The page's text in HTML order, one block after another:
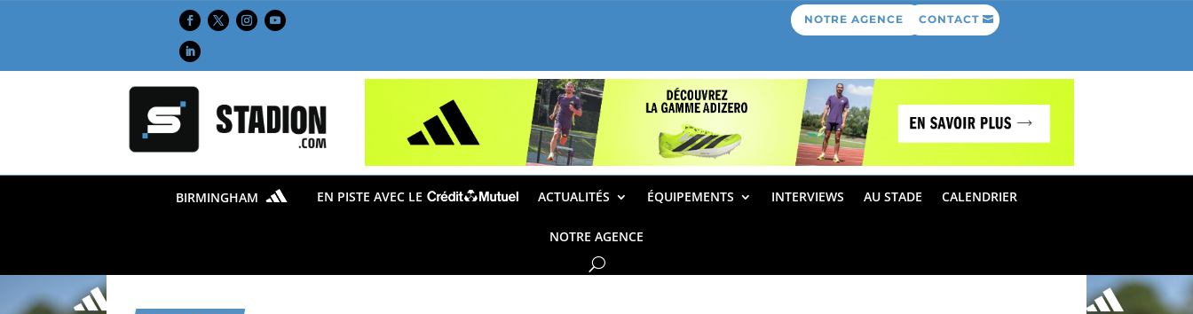
NOTRE AGENCE CONTACT
BIRMINGHAM EN PISTE AVEC LE ACTUALITÉS ÉQUIPEMENTS INTERVIEWS AU STADE CALENDRIER
NOTRE AGENCE